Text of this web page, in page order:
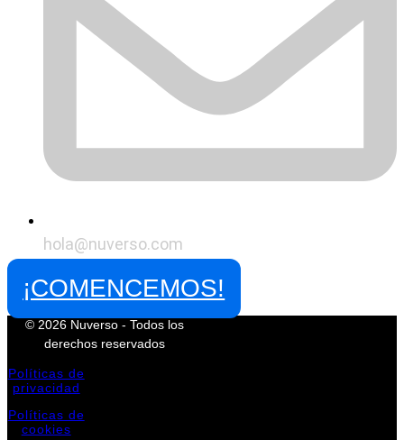
hola@nuverso.com
¡COMENCEMOS!
© 2026 Nuverso - Todos los
derechos reservados
Políticas de
privacidad
Políticas de
cookies